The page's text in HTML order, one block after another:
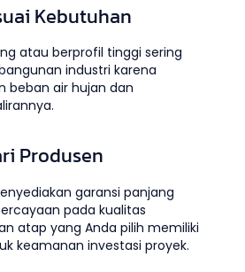
Kebutuhan
atau berprofil tinggi sering
industri karena
beban air hujan dan
Produsen
garansi panjang
pada kualitas
atap yang Anda pilih memiliki
keamanan investasi proyek.